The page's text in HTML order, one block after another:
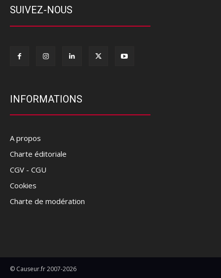
SUIVEZ-NOUS
INFORMATIONS
A propos
Charte éditoriale
CGV - CGU
Cookies
Charte de modération
© Causeur.fr 2007-2026